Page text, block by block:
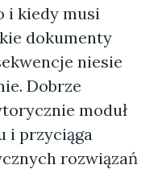
i kiedy musi
dokumenty
niesie
Dobrze
moduł
i przyciąga
rozwiązań